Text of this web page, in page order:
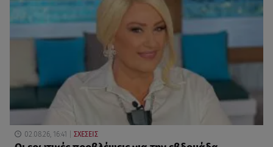
02.08.26, 16:41 ΣΧΕΣΕΙΣ